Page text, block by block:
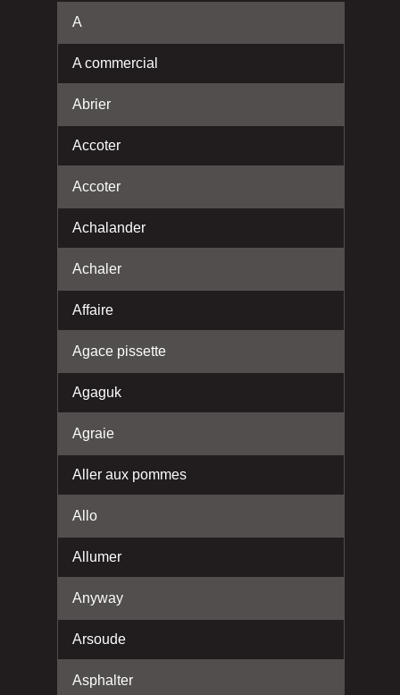
A
A commercial
Abrier
Accoter
Accoter
Achalander
Achaler
Affaire
Agace pissette
Agaguk
Agraie
Aller aux pommes
Allo
Allumer
Anyway
Arsoude
Asphalter